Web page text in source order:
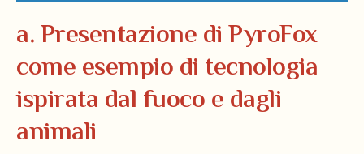
a. Presentazione di PyroFox
come esempio di tecnologia
ispirata dal fuoco e dagli
animali